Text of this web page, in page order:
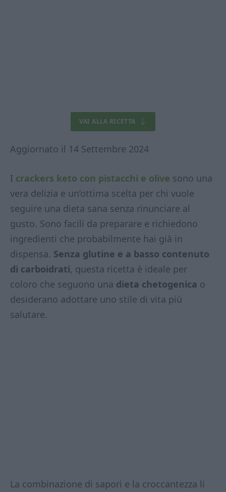
VAI ALLA RICETTA
Aggiornato il 14 Settembre 2024
I crackers keto con pistacchi e olive sono una
vera delizia e un’ottima scelta per chi vuole
seguire una dieta sana senza rinunciare al
gusto. Sono facili da preparare e richiedono
ingredienti che probabilmente hai già in
dispensa. Senza glutine e a basso contenuto
di carboidrati, questa ricetta è ideale per
coloro che seguono una dieta chetogenica o
desiderano adottare uno stile di vita più
salutare.
La combinazione di sapori e la croccantezza li